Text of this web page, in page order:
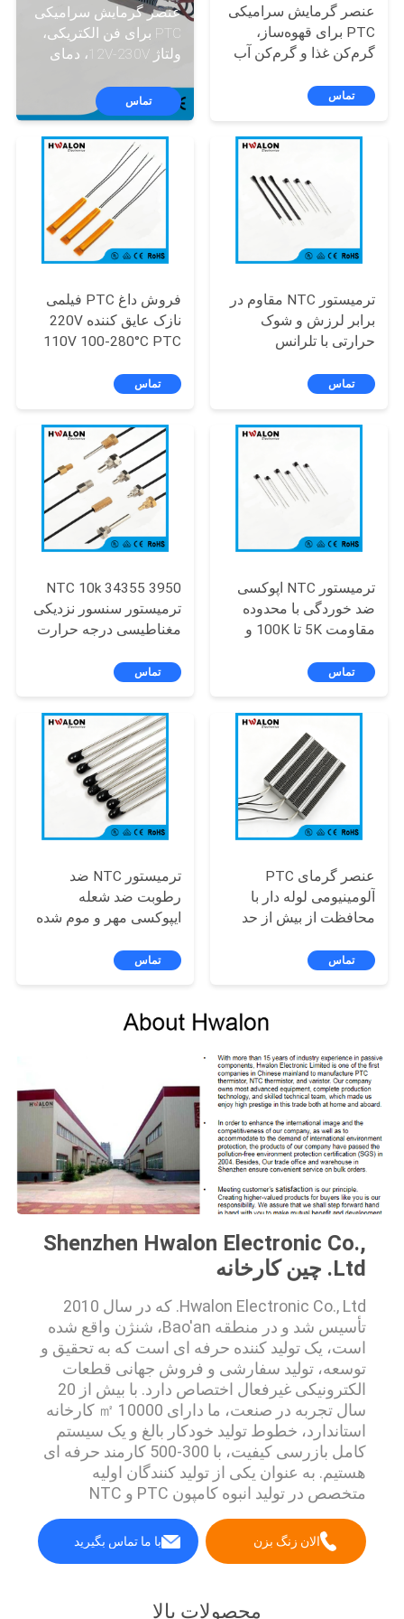
کنترل
کیفیت
اخبار
درخواست
قیمت
نقشه
سایت
سیاست
حریم
خصوصی
عنصر گرمایش سرامیکی
PTC برای فن الکتریکی،
ولتاژ 12V-230V، دمای
50-800W، دمای خود
محدود با حفاظت از گرم
شدن بیش از حد
تماس
عنصر گرمایش سرامیکی
PTC برای قهوه‌ساز،
گرم‌کن غذا و گرم‌کن آب
تماس
فروش داغ PTC فیلمی
نازک عایق کننده 220V
110V 100-280°C PTC
عایق کننده عنصر
کور و صاف کننده قطعات
هسته الکتریکی
تماس
ترمیستور NTC مقاوم در
برابر لرزش و شوک
حرارتی با تلرانس
طولانی برای تهویه مطبوع
تماس
NTC 10k 34355 3950
ترمیستور سنسور نزدیکی
مغناطیسی درجه حرارت
° C پوسته فولاد ضد زنگ
خانگی
تماس
ترمیستور NTC اپوکسی
ضد خوردگی با محدوده
مقاومت 5K تا 100K و
رطوبت برای ذخیره انرژی
تماس
ترمیستور NTC ضد
رطوبت ضد شعله
ایپوکسی مهر و موم شده
برای آبگرمکن و قهوه ساز
تماس
عنصر گرمای PTC
آلومینیومی لوله دار با
محافظت از بیش از حد
تماس
Shenzhen Hwalon Electronic Co.,
Ltd. چین کارخانه
Hwalon Electronic Co., Ltd. که در سال 2010
تأسیس شد و در منطقه Bao'an، شنژن واقع شده
است، یک تولید کننده حرفه ای است که به تحقیق و
توسعه، تولید سفارشی و فروش جهانی قطعات
الکترونیکی غیرفعال اختصاص دارد. با بیش از 20
سال تجربه در صنعت، ما دارای 10000 ㎡ کارخانه
استاندارد، خطوط تولید خودکار بالغ و یک سیستم
کامل بازرسی کیفیت، با 300-500 کارمند حرفه ای
هستیم. به عنوان یکی از تولید کنندگان اولیه
متخصص در تولید انبوه کامپون PTC و NTC
الان زنگ بزن با ما تماس بگیرید
محصولات بالا